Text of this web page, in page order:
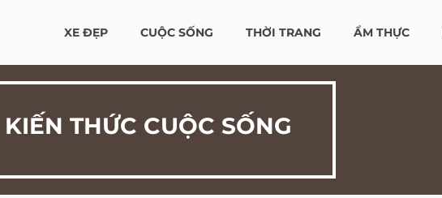
XE ĐẸP CUỘC SỐNG THỜI TRANG ẨM THỰC
KIẾN THỨC CUỘC SỐNG